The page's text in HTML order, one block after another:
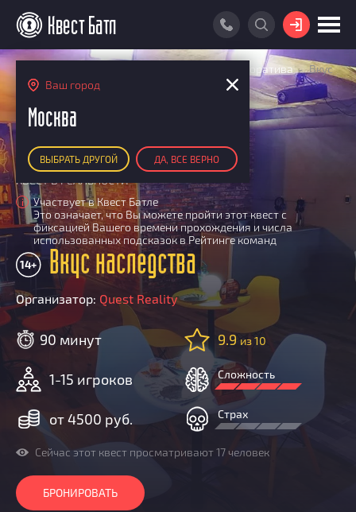
Ваш город
Москва
ВЫБРАТЬ ДРУГОЙ ДА, ВСЕ ВЕРНО
ВОЙТИ
КАРТА КВЕСТОВ
РЕЙТИНГ КОМАНД
Итоговый рейтинг
По количеству очков
По качеству игры
Список команд
ПОИСК КОМАНДЫ
КВЕСТ БАТЛ
О Квест Батле
Cashback
Как подсчитываются рейтинги
Новости
Добавить квест
Партнерам
Квесты для корпоратива
Вкус
наследства
КВЕСТ В РЕАЛЬНОСТИ
i
Участвует в Квест Батле
Это означает, что Вы можете пройти этот квест с
фиксацией Вашего времени прохождения и числа
использованных подсказок в Рейтинге команд
Вкус наследства
14+
Организатор: Quest Reality
90 минут
1-15 игроков
от 4500 руб.
9.9 из 10
Сложность
Страх
Сейчас этот квест просматривают 17 человек
БРОНИРОВАТЬ